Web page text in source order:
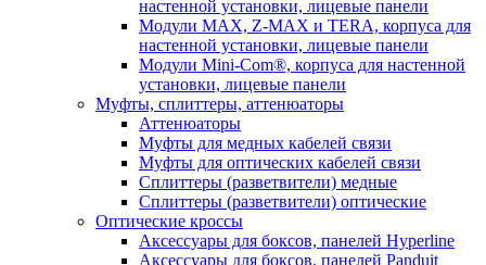
настенной установки, лицевые панели
Модули MAX, Z-MAX и TERA, корпуса для
настенной установки, лицевые панели
Модули Mini-Com®, корпуса для настенной
установки, лицевые панели
Муфты, сплиттеры, аттенюаторы
Аттенюаторы
Муфты для медных кабелей связи
Муфты для оптических кабелей связи
Сплиттеры (разветвители) медные
Сплиттеры (разветвители) оптические
Оптические кроссы
Аксессуары для боксов, панелей Hyperline
Аксессуары для боксов, панелей Panduit